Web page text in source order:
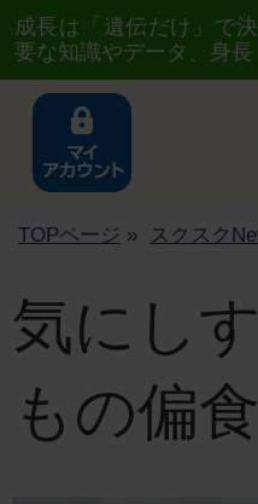
成長は「遺伝だけ」で
要な知識やデータ、身
TOPページ » スクスク
気にし
もの偏